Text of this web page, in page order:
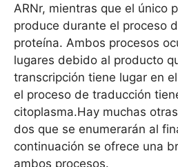
ARNr, mientras que el único
produce durante el proceso
proteína. Ambos procesos
lugares debido al producto
transcripción tiene lugar en
el proceso de traducción
citoplasma.Hay muchas
dos que se enumerarán al
continuación se ofrece una
ambos procesos.